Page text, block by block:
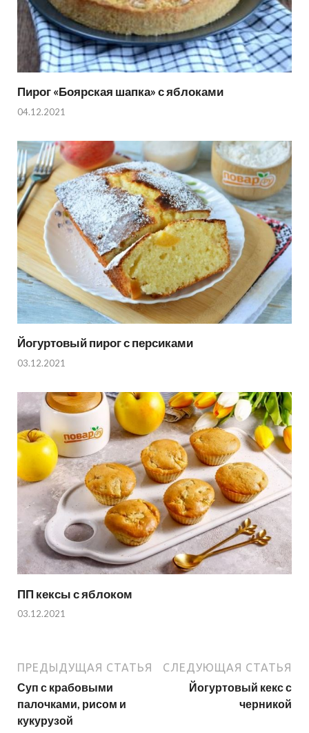
Пирог «Боярская шапка» с яблоками
04.12.2021
Йогуртовый пирог с персиками
03.12.2021
ПП кексы с яблоком
03.12.2021
ПРЕДЫДУЩАЯ СТАТЬЯ
Суп с крабовыми
палочками, рисом и
кукурузой
СЛЕДУЮЩАЯ СТАТЬЯ
Йогуртовый кекс с
черникой